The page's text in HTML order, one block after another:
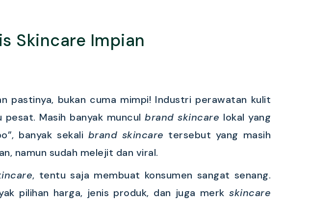
Skincare Impian
pastinya, bukan cuma mimpi! Industri perawatan kulit
Masih banyak muncul brand skincare lokal yang
banyak sekali brand skincare tersebut yang masih
namun sudah melejit dan viral.
, tentu saja membuat konsumen sangat senang.
pilihan harga, jenis produk, dan juga merk skincare